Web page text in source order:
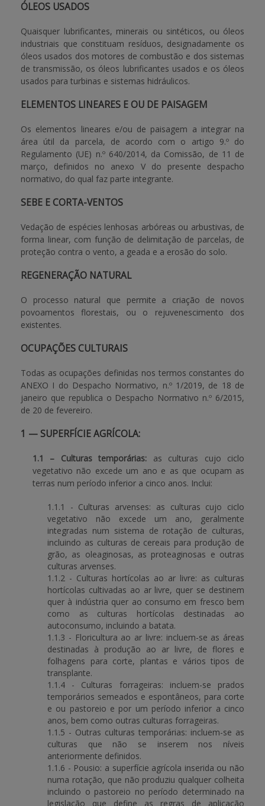
ÓLEOS USADOS
Quaisquer lubrificantes, minerais ou sintéticos, ou óleos
industriais que constituam resíduos, designadamente os
óleos usados dos motores de combustão e dos sistemas
de transmissão, os óleos lubrificantes usados e os óleos
usados para turbinas e sistemas hidráulicos.
ELEMENTOS LINEARES E OU DE PAISAGEM
Os elementos lineares e/ou de paisagem a integrar na
área útil da parcela, de acordo com o artigo 9.º do
Regulamento (UE) n.º 640/2014, da Comissão, de 11 de
março, definidos no anexo V do presente despacho
normativo, do qual faz parte integrante.
SEBE E CORTA-VENTOS
Vedação de espécies lenhosas arbóreas ou arbustivas, de
forma linear, com função de delimitação de parcelas, de
proteção contra o vento, a geada e a erosão do solo.
REGENERAÇÃO NATURAL
O processo natural que permite a criação de novos
povoamentos florestais, ou o rejuvenescimento dos
existentes.
OCUPAÇÕES CULTURAIS
Todas as ocupações definidas nos termos constantes do
ANEXO I do Despacho Normativo, n.º 1/2019, de 18 de
janeiro que republica o Despacho Normativo n.º 6/2015,
de 20 de fevereiro.
1 — SUPERFÍCIE AGRÍCOLA:
1.1 – Culturas temporárias: as culturas cujo ciclo
vegetativo não excede um ano e as que ocupam as
terras num período inferior a cinco anos. Inclui:
1.1.1 - Culturas arvenses: as culturas cujo ciclo
vegetativo não excede um ano, geralmente
integradas num sistema de rotação de culturas,
incluindo as culturas de cereais para produção de
grão, as oleaginosas, as proteaginosas e outras
culturas arvenses.
1.1.2 - Culturas hortícolas ao ar livre: as culturas
hortícolas cultivadas ao ar livre, quer se destinem
quer à indústria quer ao consumo em fresco bem
como as culturas hortícolas destinadas ao
autoconsumo, incluindo a batata.
1.1.3 - Floricultura ao ar livre: incluem-se as áreas
destinadas à produção ao ar livre, de flores e
folhagens para corte, plantas e vários tipos de
transplante.
1.1.4 - Culturas forrageiras: incluem-se prados
temporários semeados e espontâneos, para corte
e ou pastoreio e por um período inferior a cinco
anos, bem como outras culturas forrageiras.
1.1.5 - Outras culturas temporárias: incluem-se as
culturas que não se inserem nos níveis
anteriormente definidos.
1.1.6 - Pousio: a superfície agrícola inserida ou não
numa rotação, que não produziu qualquer colheita
incluindo o pastoreio no período determinado na
legislação que define as regras de aplicação